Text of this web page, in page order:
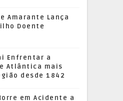
Amarante Lança
Doente
Enfrentar a
Atlântica mais
desde 1842
em Acidente a